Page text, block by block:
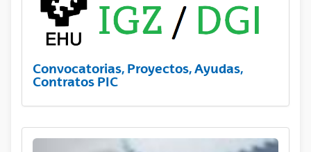
Convocatorias, Proyectos, Ayudas,
Contratos PIC